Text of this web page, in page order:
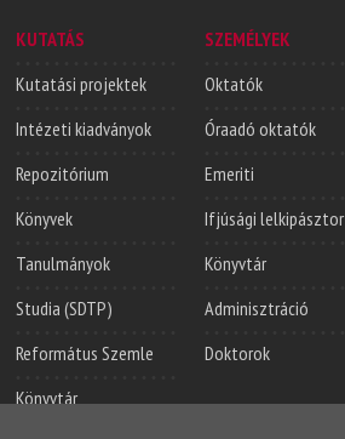
KUTATÁS
Kutatási projektek
Intézeti kiadványok
Repozitórium
Könyvek
Tanulmányok
Studia (SDTP)
Református Szemle
Könyvtár
SZEMÉLYEK
Oktatók
Óraadó oktatók
Emeriti
Ifjúsági lelkipásztor
Könyvtár
Adminisztráció
Doktorok